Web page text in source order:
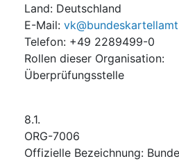
Land: Deutschland
E-Mail:
Telefon: +49 2289499-0
Rollen dieser Organisation:
Überprüfungsstelle
8.1.
ORG-7006
Offizielle Bezeichnung: